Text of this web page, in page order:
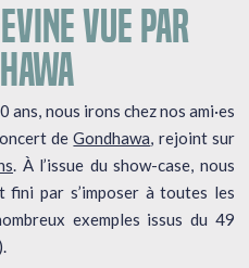
VUE PAR
nous irons chez nos ami·es
deGondhawa, rejoint sur
. À l’issue du show-case, nous
fini par s’imposer à toutes les
exemples issus du 49